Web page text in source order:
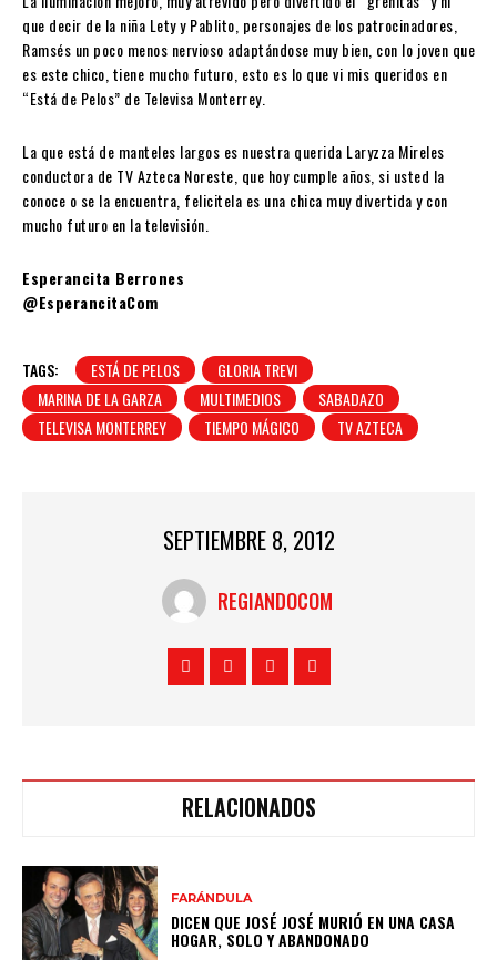
que decir de la niña Lety y Pablito, personajes de los patrocinadores,
Ramsés un poco menos nervioso adaptándose muy bien, con lo joven que
es este chico, tiene mucho futuro, esto es lo que vi mis queridos en
“Está de Pelos” de Televisa Monterrey.
La que está de manteles largos es nuestra querida Laryzza Mireles
conductora de TV Azteca Noreste, que hoy cumple años, si usted la
conoce o se la encuentra, felicitela es una chica muy divertida y con
mucho futuro en la televisión.
Esperancita Berrones
@EsperancitaCom
TAGS: ESTÁ DE PELOS
GLORIA TREVI
MARINA DE LA GARZA
MULTIMEDIOS
SABADAZO
TELEVISA MONTERREY
TIEMPO MÁGICO TV AZTECA
SEPTIEMBRE 8, 2012
REGIANDOCOM
RELACIONADOS
FARÁNDULA
DICEN QUE JOSÉ JOSÉ MURIÓ EN UNA CASA
HOGAR, SOLO Y ABANDONADO